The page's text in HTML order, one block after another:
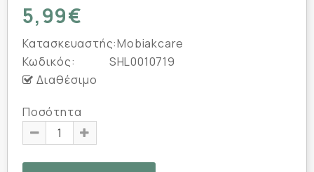
5,99€
Κατασκευαστής:Mobiakcare
Κωδικός:
SHL0010719
Διαθέσιμο
Ποσότητα